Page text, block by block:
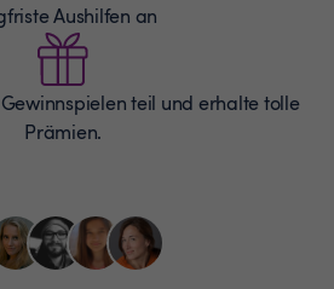
Aushilfen an
teil und erhalte tolle
Prämien.